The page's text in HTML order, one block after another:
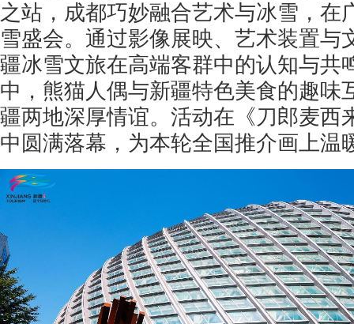
之站，成都巧妙融合艺术与冰雪，在
雪盛会。通过影像展映、艺术装置与
疆冰雪文旅在高端客群中的认知与共
中，熊猫人偶与新疆特色美食的趣味
疆两地深厚情谊。活动在《刀郎麦西
中圆满落幕，为本轮全国推介画上温